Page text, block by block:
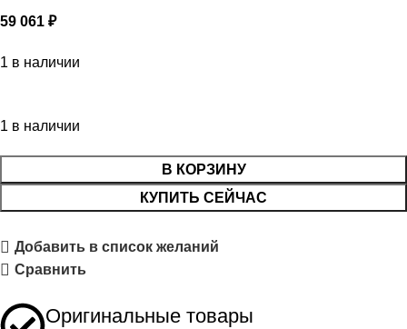
59 061 ₽
1 в наличии
1 в наличии
В КОРЗИНУ
КУПИТЬ СЕЙЧАС
Добавить в список желаний
Сравнить
Оригинальные товары